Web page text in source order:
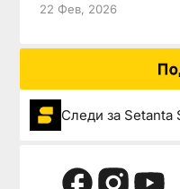
22 Фев, 2026
Следи за Setanta